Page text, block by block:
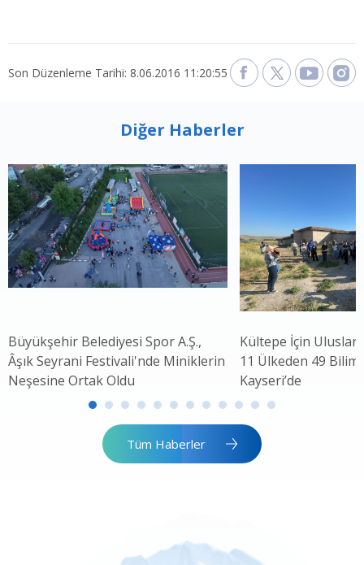
Son Düzenleme Tarihi: 8.06.2016 11:20:55
Diğer Haberler
Büyükşehir Belediyesi Spor A.Ş.,
Âşık Seyrani Festivali'nde Miniklerin
Neşesine Ortak Oldu
Kültepe İçin
11 Ülkeden 49 Bilim
Kayseri’de
Tüm Haberler